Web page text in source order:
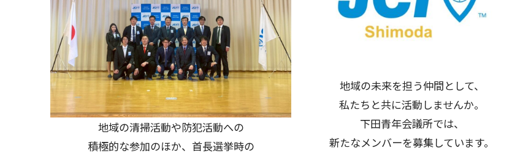
地域の清掃活動や防犯活動への
積極的な参加のほか、首長選挙時の
地域の未来を担う仲間として、
私たちと共に活動しませんか。
下田青年会議所では、
新たなメンバーを募集しています。